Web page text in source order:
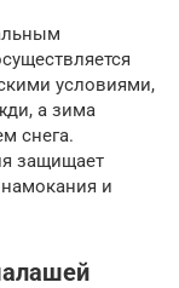
условиями,
а зима
снега.
защищает
и